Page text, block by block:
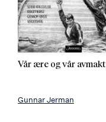
Vår ære og vår avmakt
Gunnar Jerman